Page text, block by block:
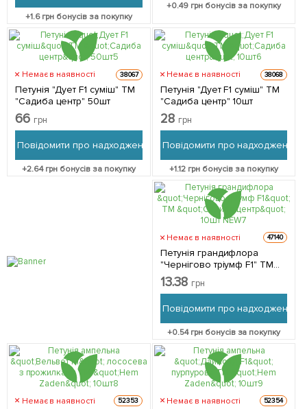
+1.6грн бонусів за покупку
+0.49 грн бонусів за покупку
Немає в наявності 38067
Петунія "Дует F1 суміш" ТМ
"Садиба центр" 50шт
66 грн
Повідомити про надходження
+2.64грн бонусів за покупку
Немає в наявності 38068
Петунія "Дует F1 суміш" ТМ
"Садиба центр" 10шт
28 грн
Повідомити про надходження
+1.12 грн бонусів за покупку
Немає в наявності 47140
Петунія грандифлора
"Чернігово тріумф F1" ТМ
"Садиба центр" 10шт NEW
13.38 грн
Повідомити про надходження
+0.54грн бонусів за покупку
Немає в наявності 52353 Немає в наявності 52354